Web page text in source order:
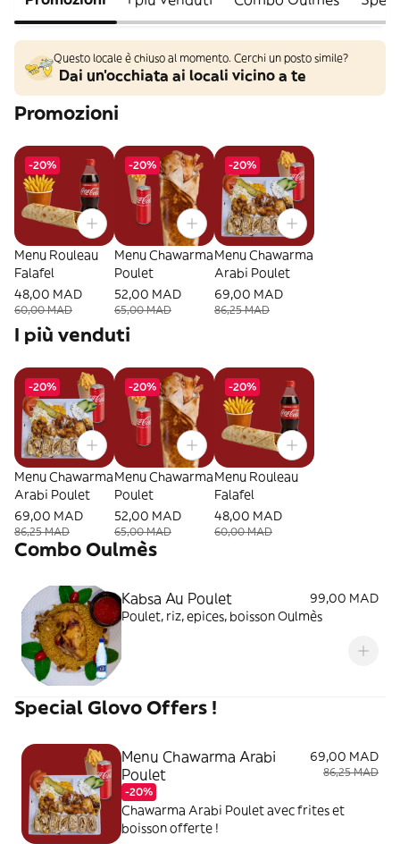
Questo locale è chiuso al momento. Cerchi un posto simile?
Dai un'occhiata ai locali vicino a te
Promozioni
-20%
Menu Rouleau
Falafel
48,00 MAD
60,00 MAD
-20%
Menu Chawarma
Poulet
52,00 MAD
65,00 MAD
-20%
Menu Chawarma
Arabi Poulet
69,00 MAD
86,25 MAD
I più venduti
-20%
Menu Chawarma
Arabi Poulet
69,00 MAD
86,25 MAD
-20%
Menu Chawarma
Poulet
52,00 MAD
65,00 MAD
-20%
Menu Rouleau
Falafel
48,00 MAD
60,00 MAD
Combo Oulmès
Kabsa Au Poulet
99,00 MAD
Poulet, riz, epices, boisson Oulmès
Special Glovo Offers !
Menu Chawarma Arabi
Poulet
-20%
69,00 MAD
86,25 MAD
Chawarma Arabi Poulet avec frites et
boisson offerte !